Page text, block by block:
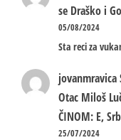
se Draško i
05/08/2024
Sta reci za
jovanmravica
Otac Miloš
ČINOM: E,
25/07/2024